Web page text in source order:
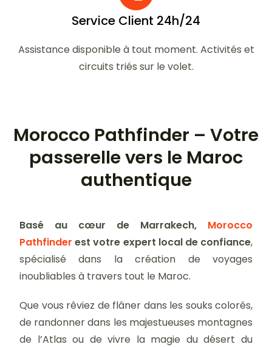
Service Client 24h/24
Assistance disponible à tout moment. Activités et
circuits triés sur le volet.
Morocco Pathfinder – Votre
passerelle vers le Maroc
authentique
Basé au cœur de Marrakech, Morocco
Pathfinder est votre expert local de confiance,
spécialisé dans la création de voyages
inoubliables à travers tout le Maroc.
Que vous rêviez de flâner dans les souks colorés,
de randonner dans les majestueuses montagnes
de l’Atlas ou de vivre la magie du désert du